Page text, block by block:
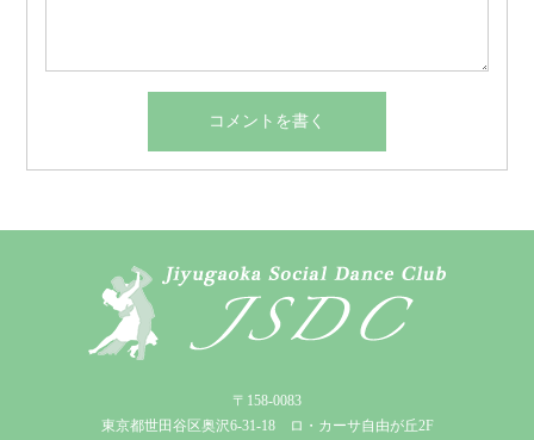
〒158-0083
東京都世田谷区奥沢6-31-18 ロ・カーサ自由が丘2F